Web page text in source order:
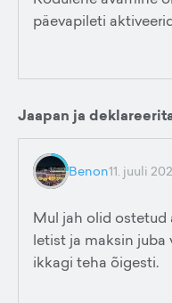
päevapileti
Jaapan ja
Benon11. juuli
Mul jah olid ostetud
letist ja maksin juba
ikkagi teha õigesti.